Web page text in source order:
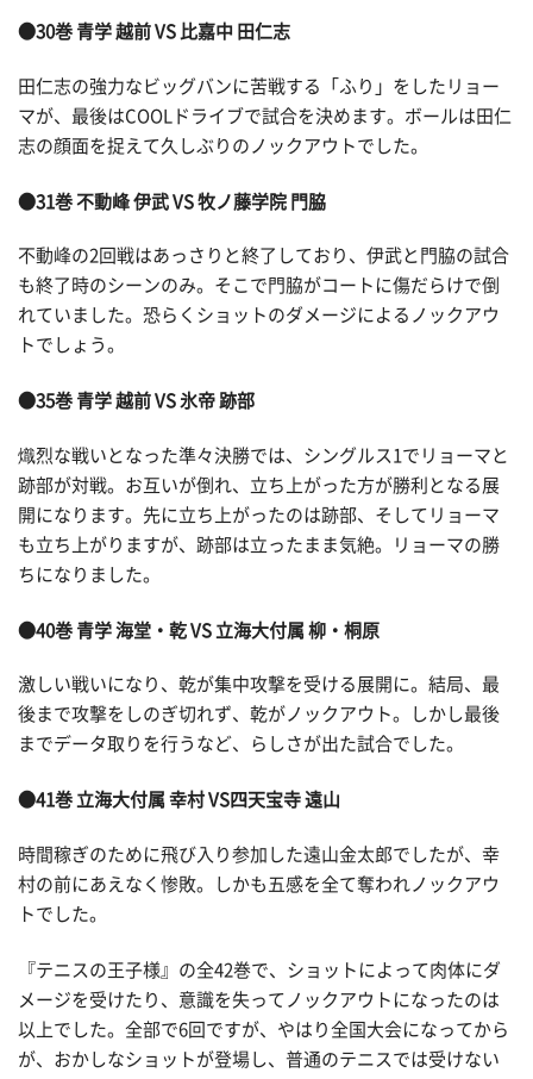
●30巻 青学 越前 VS 比嘉中 田仁志
田仁志の強力なビッグバンに苦戦する「ふり」をしたリョー
マが、最後はCOOLドライブで試合を決めます。ボールは田仁
志の顔面を捉えて久しぶりのノックアウトでした。
●31巻 不動峰 伊武 VS 牧ノ藤学院 門脇
不動峰の2回戦はあっさりと終了しており、伊武と門脇の試合
も終了時のシーンのみ。そこで門脇がコートに傷だらけで倒
れていました。恐らくショットのダメージによるノックアウ
トでしょう。
●35巻 青学 越前 VS 氷帝 跡部
熾烈な戦いとなった準々決勝では、シングルス1でリョーマと
跡部が対戦。お互いが倒れ、立ち上がった方が勝利となる展
開になります。先に立ち上がったのは跡部、そしてリョーマ
も立ち上がりますが、跡部は立ったまま気絶。リョーマの勝
ちになりました。
●40巻 青学 海堂・乾 VS 立海大付属 柳・桐原
激しい戦いになり、乾が集中攻撃を受ける展開に。結局、最
後まで攻撃をしのぎ切れず、乾がノックアウト。しかし最後
までデータ取りを行うなど、らしさが出た試合でした。
●41巻 立海大付属 幸村 VS四天宝寺 遠山
時間稼ぎのために飛び入り参加した遠山金太郎でしたが、幸
村の前にあえなく惨敗。しかも五感を全て奪われノックアウ
トでした。
『テニスの王子様』の全42巻で、ショットによって肉体にダ
メージを受けたり、意識を失ってノックアウトになったのは
以上でした。全部で6回ですが、やはり全国大会になってから
が、おかしなショットが登場し、普通のテニスでは受けない